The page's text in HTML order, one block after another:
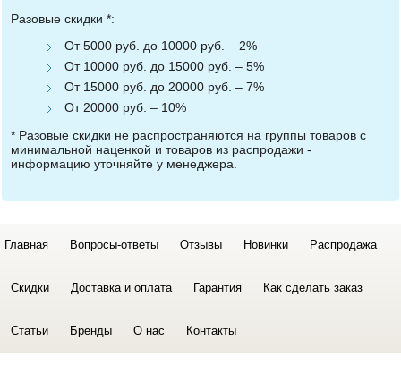
Разовые скидки *:
От 5000 руб. до 10000 руб. – 2%
От 10000 руб. до 15000 руб. – 5%
От 15000 руб. до 20000 руб. – 7%
От 20000 руб. – 10%
* Разовые скидки не распространяются на группы товаров с
минимальной наценкой и товаров из распродажи -
информацию уточняйте у менеджера.
Главная Вопросы-ответы Отзывы Новинки Распродажа
Скидки Доставка и оплата Гарантия Как сделать заказ
Статьи Бренды О нас Контакты